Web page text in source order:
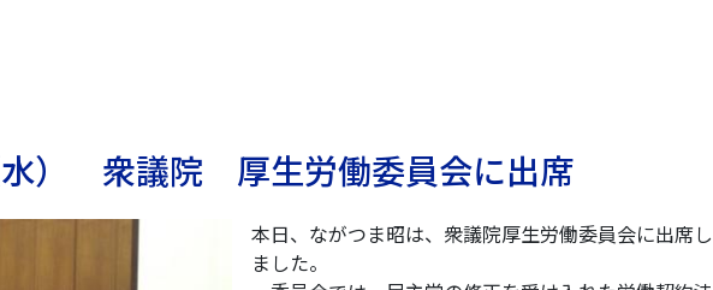
水） 衆議院 厚生労働委員会に出席
本日、ながつま昭は、衆議院厚生労働委員会に出席し
ました。